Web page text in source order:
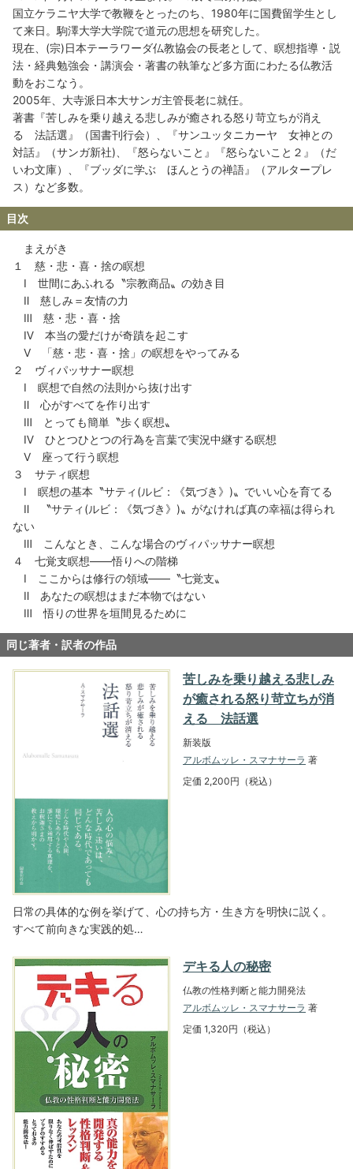
国立ケラニヤ大学で教鞭をとったのち、1980年に国費留学生とし
て来日。駒澤大学大学院で道元の思想を研究した。
現在、(宗)日本テーラワーダ仏教協会の長老として、瞑想指導・説
法・経典勉強会・講演会・著書の執筆など多方面にわたる仏教活
動をおこなう。
2005年、大寺派日本大サンガ主管長老に就任。
著書『苦しみを乗り越える悲しみが癒される怒り苛立ちが消え
る 法話選』（国書刊行会）、『サンユッタニカーヤ 女神との
対話』（サンガ新社)、『怒らないこと』『怒らないこと２』（だ
いわ文庫）、『ブッダに学ぶ ほんとうの禅語』（アルタープレ
ス）など多数。
目次
まえがき
１ 慈・悲・喜・捨の瞑想
Ⅰ 世間にあふれる〝宗教商品〟の効き目
Ⅱ 慈しみ＝友情の力
Ⅲ 慈・悲・喜・捨
Ⅳ 本当の愛だけが奇蹟を起こす
Ⅴ 「慈・悲・喜・捨」の瞑想をやってみる
２ ヴィパッサナー瞑想
Ⅰ 瞑想で自然の法則から抜け出す
Ⅱ 心がすべてを作り出す
Ⅲ とっても簡単〝歩く瞑想〟
Ⅳ ひとつひとつの行為を言葉で実況中継する瞑想
Ⅴ 座って行う瞑想
３ サティ瞑想
Ⅰ 瞑想の基本〝サティ(ルビ：《気づき》)〟でいい心を育てる
Ⅱ 〝サティ(ルビ：《気づき》)〟がなければ真の幸福は得られ
ない
Ⅲ こんなとき、こんな場合のヴィパッサナー瞑想
４ 七覚支瞑想――悟りへの階梯
Ⅰ ここからは修行の領域――〝七覚支〟
Ⅱ あなたの瞑想はまだ本物ではない
Ⅲ 悟りの世界を垣間見るために
同じ著者・訳者の作品
苦しみを乗り越える悲しみ
が癒される怒り苛立ちが消
える 法話選
新装版
アルボムッレ・スマナサーラ 著
定価 2,200円（税込）
日常の具体的な例を挙げて、心の持ち方・生き方を明快に説く。
すべて前向きな実践的処…
デキる人の秘密
仏教の性格判断と能力開発法
アルボムッレ・スマナサーラ 著
定価 1,320円（税込）